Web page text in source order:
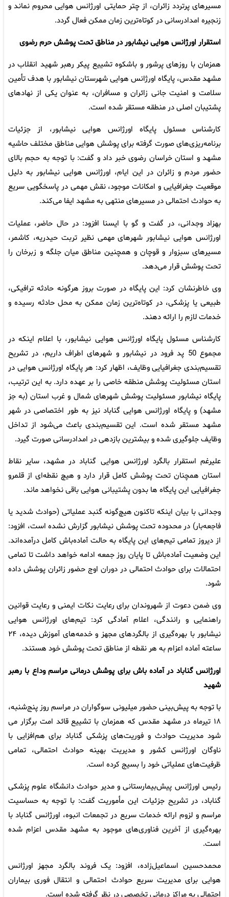
مسیرهای پرتردد زائران، از چتر حمایتی اورژانس هوایی محروم نماند و
زنجیره امدادرسانی در کوتاه‌ترین زمان ممکن فعال گردد.
استقرار اورژانس هوایی نیشابور در مناطق تحت پوشش حرم رضوی
همزمان با روزهای پرشور و باشکوه تشییع پیکر رهبر شهید انقلاب در
مشهد مقدس، پایگاه اورژانس هوایی شهرستان نیشابور با هدف تأمین
سلامت و امنیت جانی زائران و مسافران، به عنوان یکی از نهادهای
پشتیبان اصلی در منطقه مستقر شده است.
کارشناس مسئول پایگاه اورژانس هوایی نیشابور، از جزئیات
برنامه‌ریزی‌های صورت ‌گرفته برای پوشش هوایی مناطق مختلف حاشیه
مشهد و استان خراسان رضوی خبر داد و گفت: با توجه به حجم بالای
حضور مردم و زائران در این ایام، اورژانس هوایی نیشابور به دلیل
موقعیت جغرافیایی و امکانات موجود، نقش مهمی در پاسخگویی سریع
به حوادث احتمالی در مسیرهای منتهی به مشهد ایفا می‌کند.
بهزاد وجدانی، در گفت و گو با ایسنا افزود: در حال حاضر، عملیات
اورژانس هوایی نیشابور شهرهای مهمی نظیر تربت حیدریه، کاشمر،
مسیرهای سبزوار و قوچان و همچنین مناطق میان جلگه‌ و زبرخان را
تحت پوشش قرار می‌دهد.
وی خاطرنشان کرد: این پایگاه در صورت بروز هرگونه حادثه ترافیکی،
طبیعی یا پزشکی، در کوتاه‌ترین زمان ممکن به محل حادثه رسیده و
خدمات لازم را ارائه دهند.
کارشناس مسئول پایگاه اورژانس هوایی نیشابور، با اعلام اینکه در
مجموع 50 پد فرود در نیشابور و شهرهای اطراف داریم، در تشریح
تقسیم‌بندی جغرافیایی وظایف، اظهار کرد: هر پایگاه اورژانس هوایی در
استان مسئولیت پوشش منطقه خاصی را بر عهده دارد. به این ترتیب،
پایگاه نیشابور مسئولیت پوشش شهرهای شمال و غرب استان (به جز
مشهد) و پایگاه اورژانس هوایی گناباد نیز به طور اختصاصی در شهر
مشهد مستقر شده است. این تقسیم‌بندی باعث می‌شود از تداخل
وظایف جلوگیری شده و بیشترین بازدهی در امدادرسانی صورت گیرد.
علیرغم استقرار بالگرد اورژانس هوایی گناباد در مشهد، سایر نقاط
استان همچنان تحت پوشش کامل قرار دارد و هیچ نقطه‌ای از قلمرو
جغرافیایی این پایگاه ها بدون پشتیبانی هوایی باقی نخواهد ماند.
وجدانی با بیان اینکه تاکنون هیچ‌گونه گنبد عملیاتی (حوادث شدید یا
فاجعه‌بار) در محدوده تحت پوشش نیشابور گزارش نشده است، افزود:
از دیروز تمامی تیم‌های این پایگاه به حالت آماده‌باش کامل درآمده‌اند.
این وضعیت آماده‌باش تا پایان روز جمعه ادامه خواهد داشت تا تمامی
احتمالات برای حوادث احتمالی در دوران اوج حضور زائران پوشش داده
شود.
وی ضمن دعوت از شهروندان برای رعایت نکات ایمنی و رعایت قوانین
راهنمایی و رانندگی، اعلام آمادگی کرد: تیم‌های اورژانس هوایی
نیشابور با بهره‌گیری از بالگردهای مجهز و خدمه‌های آموزش ‌دیده، ۲۴
ساعته آماده اعزام به هر نقطه از مناطق تحت پوشش خود هستند.
اورژانس گناباد در آماده باش برای پوشش درمانی مراسم وداع با رهبر
شهید
با توجه به پیش‌بینی حضور میلیونی سوگواران در مراسم روز پنج‌شنبه،
۱۸ تیرماه در مشهد مقدس که همزمان با تشییع قائد امت برگزار می
شود مدیریت حوادث و فوریت‌های پزشکی گناباد برای هم‌افزایی با
ناوگان اورژانس کشور و مدیریت بهینه‌ حوادث احتمالی، تمامی
ظرفیت‌های عملیاتی خود را بسیج کرده است.
رئیس اورژانس پیش‌بیمارستانی و مدیر حوادث دانشگاه علوم پزشکی
گناباد، در تشریح جزئیات این مأموریت گفت: با توجه به حساسیت
مراسم و لزوم ارائه‌ خدمات سریع در تجمعات انبوه، اورژانس گناباد با
بهره‌گیری از آخرین فناوری‌های موجود به مشهد مقدس اعزام شده
است.
محمدحسین اسماعیل‌زاده، افزود: یک فروند بالگرد مجهز اورژانس
هوایی برای مدیریت سریع حوادث احتمالی و انتقال فوری بیماران
احتمالی به مراکز درمانی تخصصی در نظر گرفته شده است.